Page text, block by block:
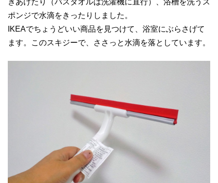
きあげたり（バスタオルは洗濯機に直行）、浴槽を洗うス
ポンジで水滴をきったりしました。
IKEAでちょうどいい商品を見つけて、浴室にぶらさげて
ます。このスキジーで、ささっと水滴を落としています。